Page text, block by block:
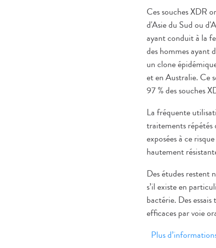
Ces souches XDR
d'Asie du Sud ou
ayant conduit à la
des hommes ayant
un clone
et en Australie. Ce
97 % des souches
La fréquente
traitements répétés
exposées à ce
hautement
Des études restent
s’il existe en
bactérie. Des
efficaces par voie
Plus